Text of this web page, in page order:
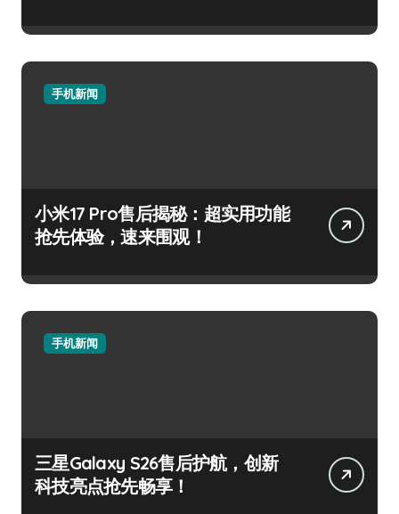
手机新闻
小米17 Pro售后揭秘：超实用功能
抢先体验，速来围观！
手机新闻
三星Galaxy S26售后护航，创新
科技亮点抢先畅享！